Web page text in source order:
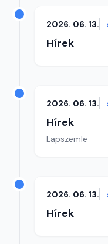
2026. 06. 13.
Hírek
2026. 06. 13.
Hírek
Lapszemle
2026. 06. 13.
Hírek